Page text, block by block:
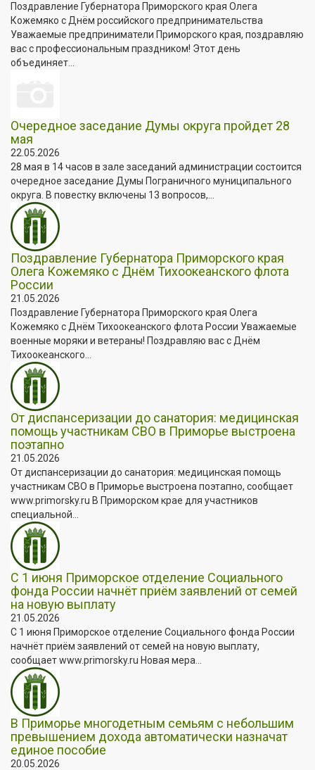
Поздравление Губернатора Приморского края Олега
Кожемяко с Днём российского предпринимательства
Уважаемые предприниматели Приморского края, поздравляю
вас с профессиональным праздником! Этот день
объединяет...
Очередное заседание Думы округа пройдет 28
мая
22.05.2026
28 мая в 14 часов в зале заседаний администрации состоится
очередное заседание Думы Пограничного муниципального
округа. В повестку включены 13 вопросов,...
Поздравление Губернатора Приморского края
Олега Кожемяко с Днём Тихоокеанского флота
России
21.05.2026
Поздравление Губернатора Приморского края Олега
Кожемяко с Днём Тихоокеанского флота России Уважаемые
военные моряки и ветераны! Поздравляю вас с Днём
Тихоокеанского...
От диспансеризации до санатория: медицинская
помощь участникам СВО в Приморье выстроена
поэтапно
21.05.2026
От диспансеризации до санатория: медицинская помощь
участникам СВО в Приморье выстроена поэтапно, сообщает
www.primorsky.ru В Приморском крае для участников
специальной...
С 1 июня Приморское отделение Социального
фонда России начнёт приём заявлений от семей
на новую выплату
21.05.2026
С 1 июня Приморское отделение Социального фонда России
начнёт приём заявлений от семей на новую выплату,
сообщает www.primorsky.ru Новая мера...
В Приморье многодетным семьям с небольшим
превышением дохода автоматически назначат
единое пособие
20.05.2026